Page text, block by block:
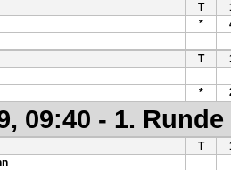
T
*
T
*
09:40 - 1. Runde
T